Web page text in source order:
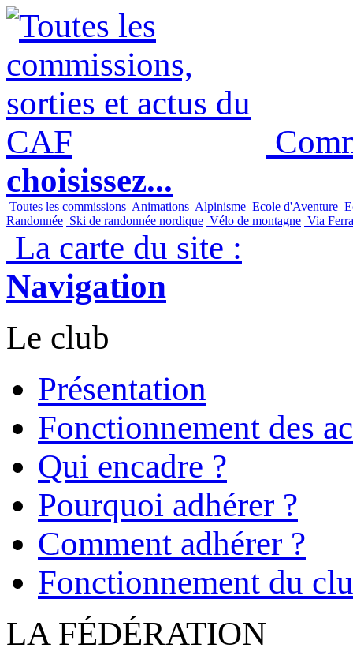
choisissez...
Toutes les commissions Animations Alpinisme Ecole d'Aventure
Randonnée Ski de randonnée nordique Vélo de montagne Via
La carte du site :
Navigation
Le club
Présentation
Fonctionnement des
Qui encadre ?
Pourquoi adhérer ?
Comment adhérer ?
Fonctionnement du
LA FÉDÉRATION